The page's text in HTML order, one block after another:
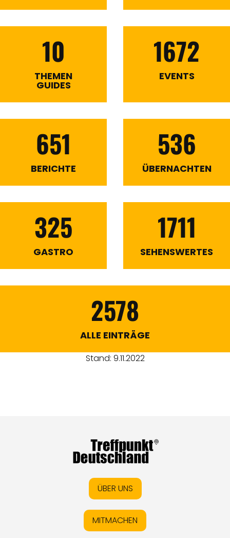
10
THEMEN
GUIDES
1672
EVENTS
651
BERICHTE
536
ÜBERNACHTEN
325
GASTRO
1711
SEHENSWERTES
2578
ALLE EINTRÄGE
Stand: 9.11.2022
ÜBER UNS
MITMACHEN